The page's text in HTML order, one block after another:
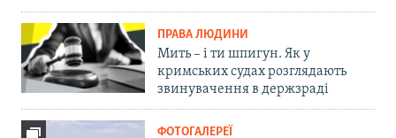
ПРАВА ЛЮДИНИ
Мить – і ти шпигун. Як у
кримських судах розглядають
звинувачення в держзраді
ФОТОГАЛЕРЕЇ